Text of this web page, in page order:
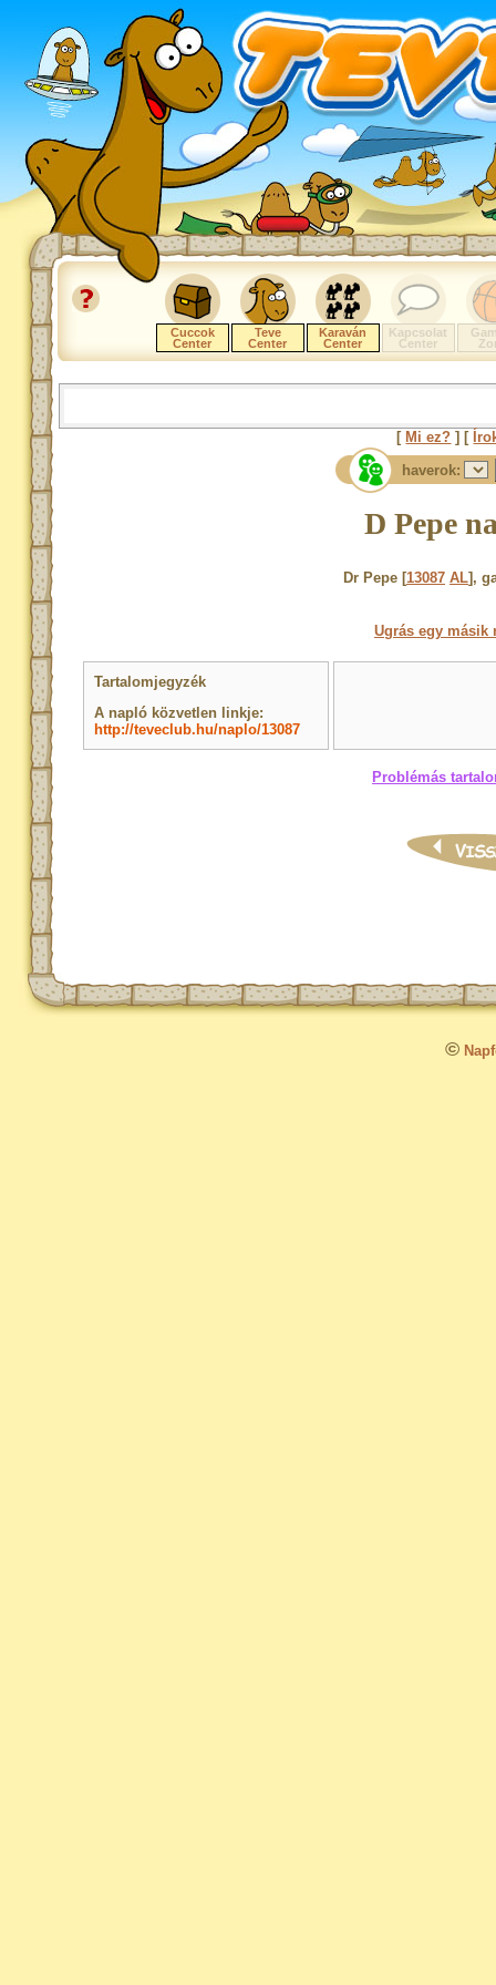
Cuccok
Center
Teve
Center
Karaván
Center
Kapcsolat
Center
[ Mi ez? ] [
haverok:
D Pepe
Dr Pepe [13087 AL],
Ugrás egy másik
Tartalomjegyzék
A napló közvetlen linkje:
http://teveclub.hu/naplo/13087
Problémás
©